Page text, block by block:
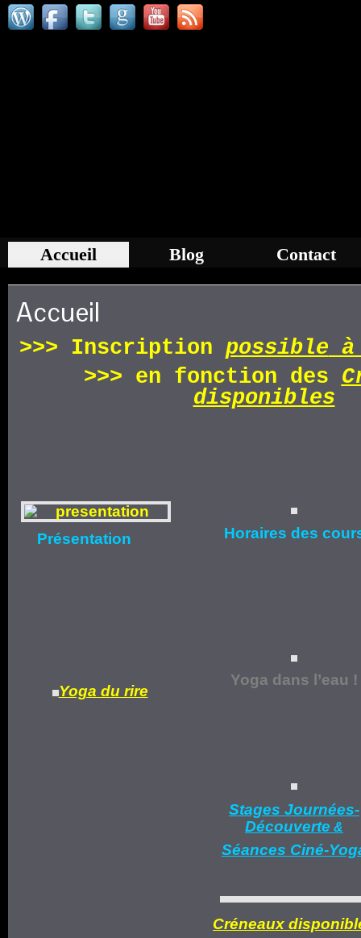
Accueil Blog Contact
Accueil
>>> Inscription possible à
>>> en fonction des
disponibles
Présentation Horaires des
Yoga du rire
Yoga dans l’eau !
Stages Journées-
Découverte &
Séances Ciné-
Créneaux